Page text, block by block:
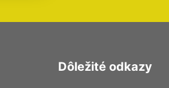
Dôležité odkazy